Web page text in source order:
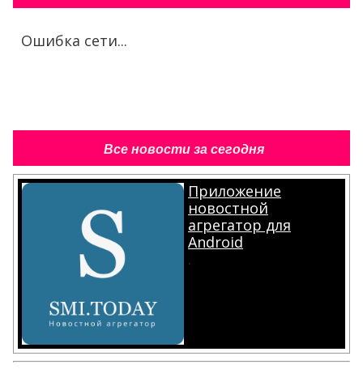
Ошибка сети...
Все новости за сегодня
Приложение
новостной
агрегатор для
Android
.